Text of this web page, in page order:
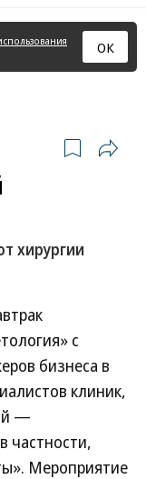
ОК
хирургии
с
бизнеса в
клиник,
—
частности,
Мероприятие